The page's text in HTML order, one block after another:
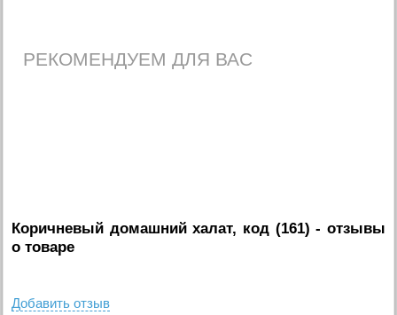
РЕКОМЕНДУЕМ ДЛЯ ВАС
Коричневый домашний халат, код (161) - отзывы
о товаре
Добавить отзыв